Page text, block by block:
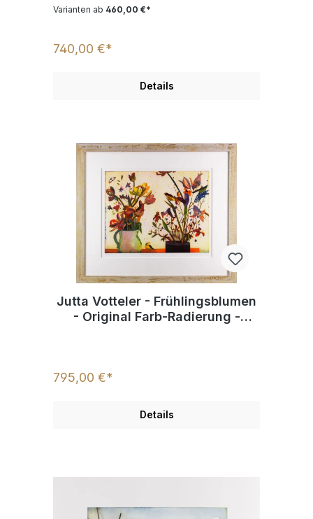
handsigniert
Varianten ab 460,00 €*
740,00 €*
Details
Jutta Votteler - Frühlingsblumen
- Original Farb-Radierung -
795,00 €*
Details